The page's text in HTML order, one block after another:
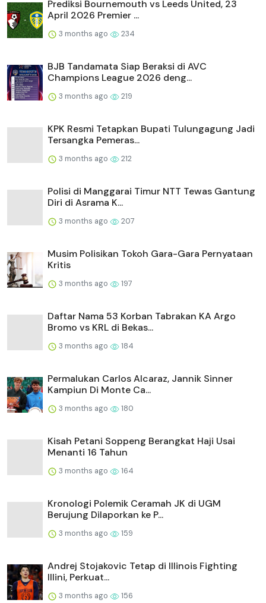
Prediksi Bournemouth vs Leeds United, 23
April 2026 Premier ...
3 months ago 234
BJB Tandamata Siap Beraksi di AVC
Champions League 2026 deng...
3 months ago 219
KPK Resmi Tetapkan Bupati Tulungagung Jadi
Tersangka Pemeras...
3 months ago 212
Polisi di Manggarai Timur NTT Tewas Gantung
Diri di Asrama K...
3 months ago 207
Musim Polisikan Tokoh Gara-Gara Pernyataan
Kritis
3 months ago 197
Daftar Nama 53 Korban Tabrakan KA Argo
Bromo vs KRL di Bekas...
3 months ago 184
Permalukan Carlos Alcaraz, Jannik Sinner
Kampiun Di Monte Ca...
3 months ago 180
Kisah Petani Soppeng Berangkat Haji Usai
Menanti 16 Tahun
3 months ago 164
Kronologi Polemik Ceramah JK di UGM
Berujung Dilaporkan ke P...
3 months ago 159
Andrej Stojakovic Tetap di Illinois Fighting
Illini, Perkuat...
3 months ago 156